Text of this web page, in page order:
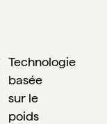
Technologie
basée
sur le
poids